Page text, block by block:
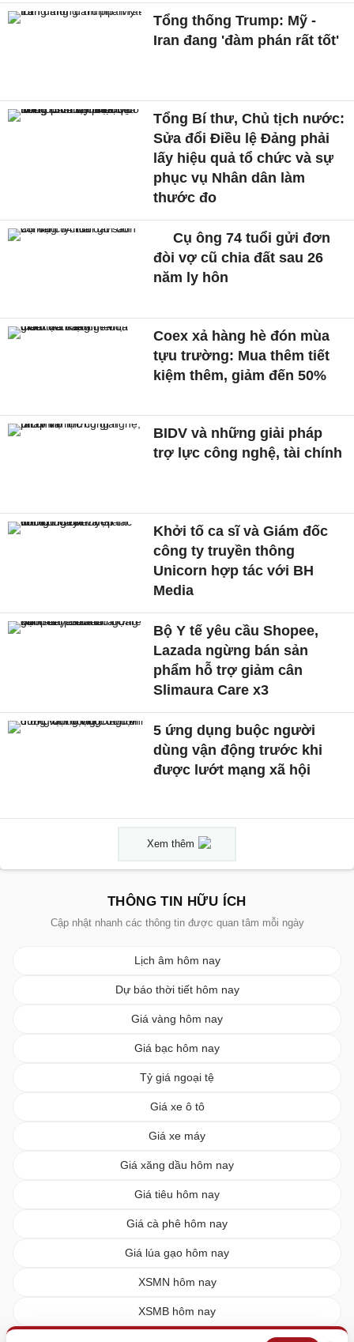
Tổng thống Trump: Mỹ -
Iran đang 'đàm phán rất tốt'
Tổng Bí thư, Chủ tịch nước:
Sửa đổi Điều lệ Đảng phải
lấy hiệu quả tổ chức và sự
phục vụ Nhân dân làm
thước đo
Cụ ông 74 tuổi gửi đơn
đòi vợ cũ chia đất sau 26
năm ly hôn
Coex xả hàng hè đón mùa
tựu trường: Mua thêm tiết
kiệm thêm, giảm đến 50%
BIDV và những giải pháp
trợ lực công nghệ, tài chính
Khởi tố ca sĩ và Giám đốc
công ty truyền thông
Unicorn hợp tác với BH
Media
Bộ Y tế yêu cầu Shopee,
Lazada ngừng bán sản
phẩm hỗ trợ giảm cân
Slimaura Care x3
5 ứng dụng buộc người
dùng vận động trước khi
được lướt mạng xã hội
Xem thêm
THÔNG TIN HỮU ÍCH
Cập nhật nhanh các thông tin được quan tâm mỗi ngày
Lịch âm hôm nay
Dự báo thời tiết hôm nay
Giá vàng hôm nay
Giá bạc hôm nay
Tỷ giá ngoại tệ
Giá xe ô tô
Giá xe máy
Giá xăng dầu hôm nay
Giá tiêu hôm nay
Giá cà phê hôm nay
Giá lúa gạo hôm nay
XSMN hôm nay
XSMB hôm nay